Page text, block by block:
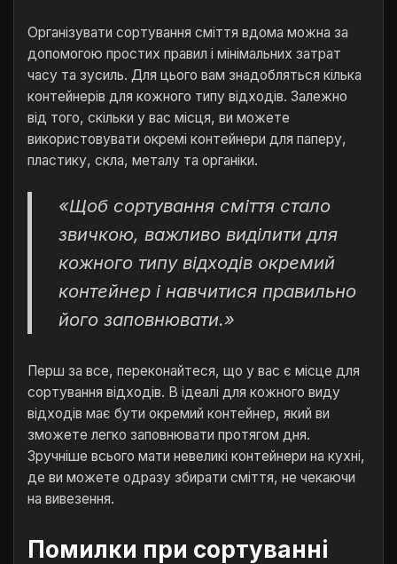
Організувати сортування сміття вдома можна за
допомогою простих правил і мінімальних затрат
часу та зусиль. Для цього вам знадобляться кілька
контейнерів для кожного типу відходів. Залежно
від того, скільки у вас місця, ви можете
використовувати окремі контейнери для паперу,
пластику, скла, металу та органіки.
«Щоб сортування сміття стало
звичкою, важливо виділити для
кожного типу відходів окремий
контейнер і навчитися правильно
його заповнювати.»
Перш за все, переконайтеся, що у вас є місце для
сортування відходів. В ідеалі для кожного виду
відходів має бути окремий контейнер, який ви
зможете легко заповнювати протягом дня.
Зручніше всього мати невеликі контейнери на кухні,
де ви можете одразу збирати сміття, не чекаючи
на вивезення.
Помилки при сортуванні